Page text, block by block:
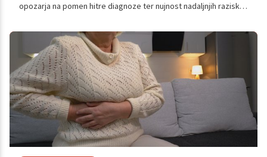
opozarja na pomen hitre diagnoze ter nujnost nadaljnjih raziskav